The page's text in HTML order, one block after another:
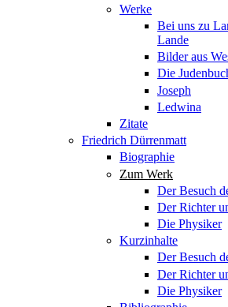
Werke
Bei uns zu
Lande
Bilder aus
Die
Joseph
Ledwina
Zitate
Friedrich Dürrenmatt
Biographie
Zum Werk
Der Besuch
Der Richter
Die Physiker
Kurzinhalte
Der Besuch
Der Richter
Die Physiker